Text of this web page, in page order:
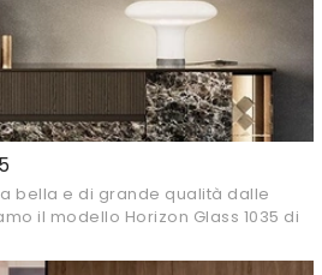
bella e di grande qualità dalle
il modello Horizon Glass 1035 di